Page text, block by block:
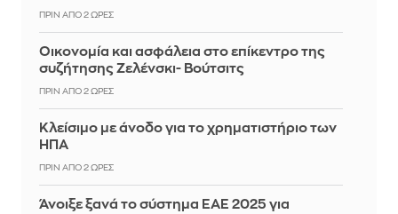
ΠΡΙΝ ΑΠΌ 2 ΏΡΕΣ
Οικονομία και ασφάλεια στο επίκεντρο της
συζήτησης Ζελένσκι- Βούτσιτς
ΠΡΙΝ ΑΠΌ 2 ΏΡΕΣ
Κλείσιμο με άνοδο για το χρηματιστήριο των
ΗΠΑ
ΠΡΙΝ ΑΠΌ 2 ΏΡΕΣ
Άνοιξε ξανά το σύστημα ΕΑΕ 2025 για